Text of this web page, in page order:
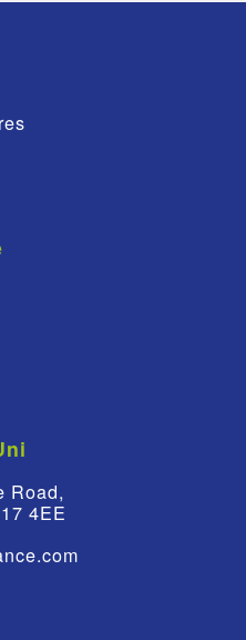
Road,
4EE